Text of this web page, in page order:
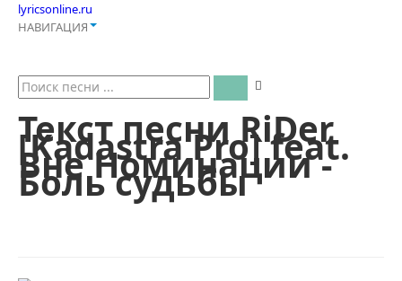
lyricsonline.ru
НАВИГАЦИЯ
Текст песни RiDer
[Kadastra Pro] feat.
Вне Номинации -
Боль судьбы